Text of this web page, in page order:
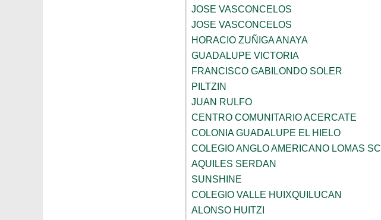
JOSE VASCONCELOS
JOSE VASCONCELOS
HORACIO ZUÑIGA ANAYA
GUADALUPE VICTORIA
FRANCISCO GABILONDO SOLER
PILTZIN
JUAN RULFO
CENTRO COMUNITARIO ACERCATE
COLONIA GUADALUPE EL HIELO
COLEGIO ANGLO AMERICANO LOMAS SC
AQUILES SERDAN
SUNSHINE
COLEGIO VALLE HUIXQUILUCAN
ALONSO HUITZI